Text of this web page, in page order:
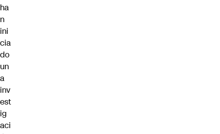
ha
n
ini
cia
do
un
a
inv
est
ig
aci